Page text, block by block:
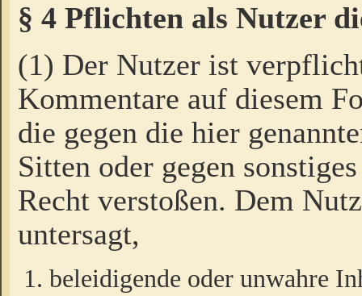
§ 4 Pflichten als Nutzer
(1) Der Nutzer ist
Kommentare auf diesem
die gegen die hier
Sitten oder gegen
Recht verstoßen. Dem
untersagt,
beleidigende oder unwahre